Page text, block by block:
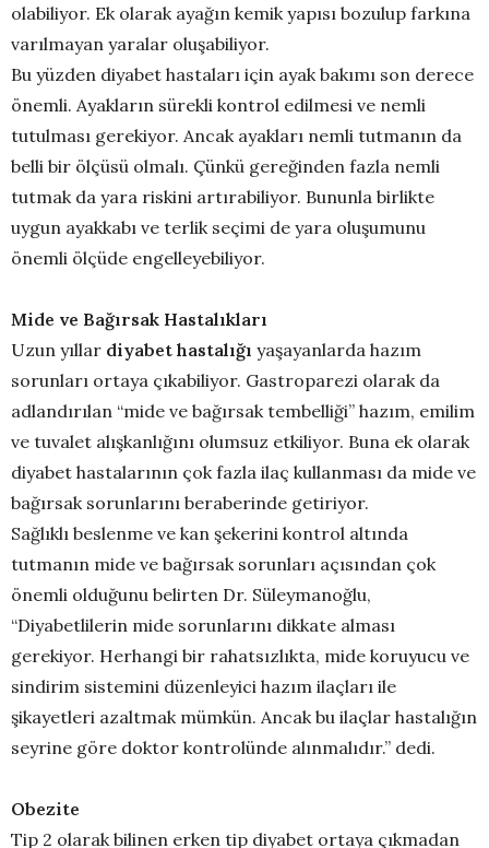
olabiliyor. Ek olarak ayağın kemik yapısı bozulup farkına
varılmayan yaralar oluşabiliyor.
Bu yüzden diyabet hastaları için ayak bakımı son derece
önemli. Ayakların sürekli kontrol edilmesi ve nemli
tutulması gerekiyor. Ancak ayakları nemli tutmanın da
belli bir ölçüsü olmalı. Çünkü gereğinden fazla nemli
tutmak da yara riskini artırabiliyor. Bununla birlikte
uygun ayakkabı ve terlik seçimi de yara oluşumunu
önemli ölçüde engelleyebiliyor.
Mide ve Bağırsak Hastalıkları
Uzun yıllar diyabet hastalığı yaşayanlarda hazım
sorunları ortaya çıkabiliyor. Gastroparezi olarak da
adlandırılan “mide ve bağırsak tembelliği” hazım, emilim
ve tuvalet alışkanlığını olumsuz etkiliyor. Buna ek olarak
diyabet hastalarının çok fazla ilaç kullanması da mide ve
bağırsak sorunlarını beraberinde getiriyor.
Sağlıklı beslenme ve kan şekerini kontrol altında
tutmanın mide ve bağırsak sorunları açısından çok
önemli olduğunu belirten Dr. Süleymanoğlu,
“Diyabetlilerin mide sorunlarını dikkate alması
gerekiyor. Herhangi bir rahatsızlıkta, mide koruyucu ve
sindirim sistemini düzenleyici hazım ilaçları ile
şikayetleri azaltmak mümkün. Ancak bu ilaçlar hastalığın
seyrine göre doktor kontrolünde alınmalıdır.” dedi.
Obezite
Tip 2 olarak bilinen erken tip diyabet ortaya çıkmadan